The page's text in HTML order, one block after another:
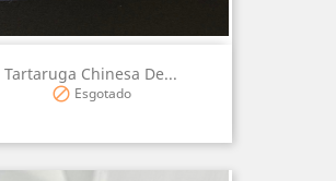
Tartaruga Chinesa De...
 Esgotado